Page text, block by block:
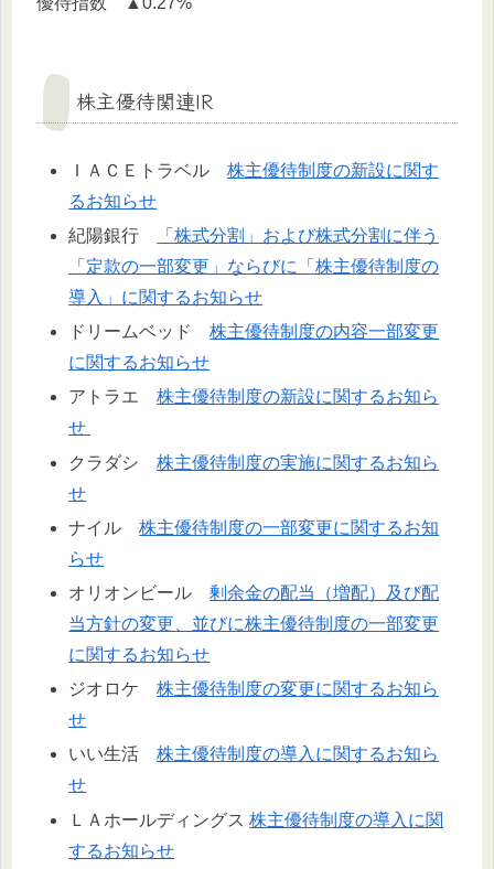
株主優待関連IR
ＩＡＣＥトラベル株主優待制度の新設に関す
るお知らせ
紀陽銀行
「株式分割」および株式分割に伴う
「定款の一部変更」ならびに「株主優待制度の
導入」に関するお知らせ
ドリームベッド株主優待制度の内容一部変更
に関するお知らせ
アトラエ株主優待制度の新設に関するお知ら
せ
クラダシ株主優待制度の実施に関するお知ら
せ
ナイル株主優待制度の一部変更に関するお知
らせ
オリオンビール剰余金の配当（増配）及び配
当方針の変更、並びに株主優待制度の一部変更
に関するお知らせ
ジオロケ株主優待制度の変更に関するお知ら
せ
いい生活株主優待制度の導入に関するお知ら
せ
ＬＡホールディングス株主優待制度の導入に関
するお知らせ